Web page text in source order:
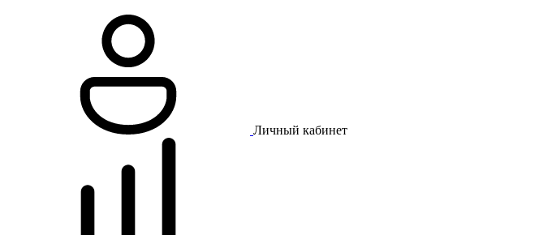
Личный кабинет